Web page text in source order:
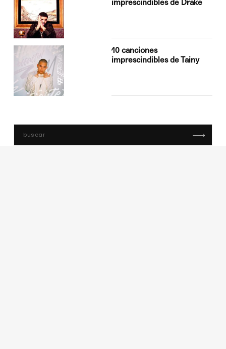
imprescindibles de Drake
10 canciones
imprescindibles de Tainy